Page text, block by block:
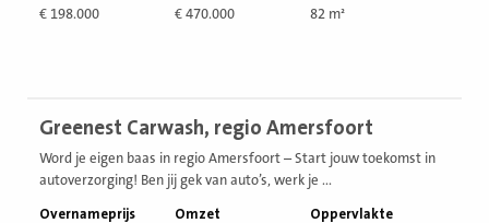
€ 198.000
€ 470.000
82 m²
Greenest Carwash, regio Amersfoort
Word je eigen baas in regio Amersfoort – Start jouw toekomst in
autoverzorging! Ben jij gek van auto’s, werk je ...
Overnameprijs
Omzet
Oppervlakte
vestiging